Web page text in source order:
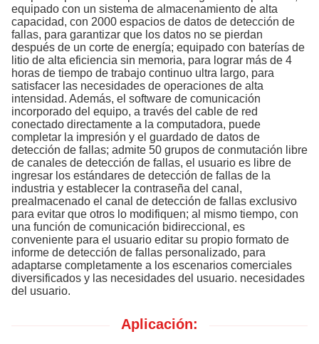
equipado con un sistema de almacenamiento de alta
capacidad, con 2000 espacios de datos de detección de
fallas, para garantizar que los datos no se pierdan
después de un corte de energía; equipado con baterías de
litio de alta eficiencia sin memoria, para lograr más de 4
horas de tiempo de trabajo continuo ultra largo, para
satisfacer las necesidades de operaciones de alta
intensidad. Además, el software de comunicación
incorporado del equipo, a través del cable de red
conectado directamente a la computadora, puede
completar la impresión y el guardado de datos de
detección de fallas; admite 50 grupos de conmutación libre
de canales de detección de fallas, el usuario es libre de
ingresar los estándares de detección de fallas de la
industria y establecer la contraseña del canal,
prealmacenado el canal de detección de fallas exclusivo
para evitar que otros lo modifiquen; al mismo tiempo, con
una función de comunicación bidireccional, es
conveniente para el usuario editar su propio formato de
informe de detección de fallas personalizado, para
adaptarse completamente a los escenarios comerciales
diversificados y las necesidades del usuario. necesidades
del usuario.
Aplicación: